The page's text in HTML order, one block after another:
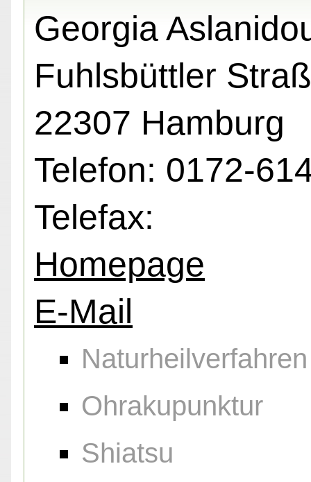
Georgia
Fuhlsbüttler
22307 Hamburg
Telefon: 0172-
Telefax:
Homepage
E-Mail
Naturheilverfahren
Ohrakupunktur
Shiatsu